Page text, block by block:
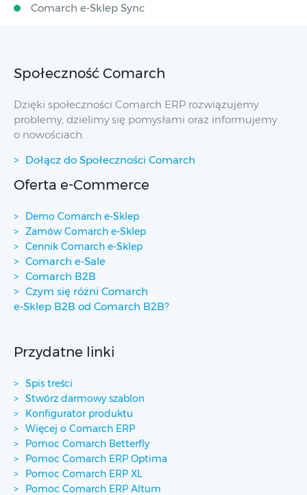
Comarch e-Sklep Sync
Społeczność Comarch
Dzięki społeczności Comarch ERP rozwiązujemy
problemy, dzielimy się pomysłami oraz informujemy
o nowościach.
Dołącz do Społeczności Comarch
Oferta e-Commerce
Demo Comarch e-Sklep
Zamów Comarch e-Sklep
Cennik Comarch e-Sklep
Comarch e-Sale
Comarch B2B
Czym się różni Comarch
e-Sklep B2B od Comarch B2B?
Przydatne linki
Spis treści
Stwórz darmowy szablon
Konfigurator produktu
Więcej o Comarch ERP
Pomoc Comarch Betterfly
Pomoc Comarch ERP Optima
Pomoc Comarch ERP XL
Pomoc Comarch ERP Altum